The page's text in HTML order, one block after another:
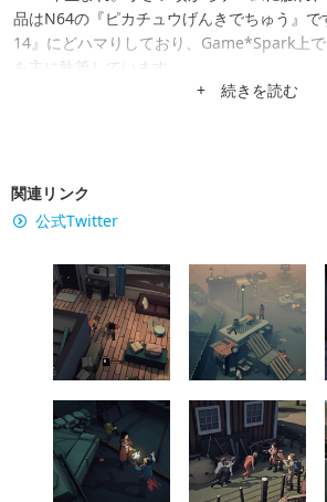
品はN64の『ピカチュウげんきでちゅう』で
14』にどハマりしており、Game*Spark上
を主に執筆しています。
+ 続きを読む
関連リンク
公式Twitter